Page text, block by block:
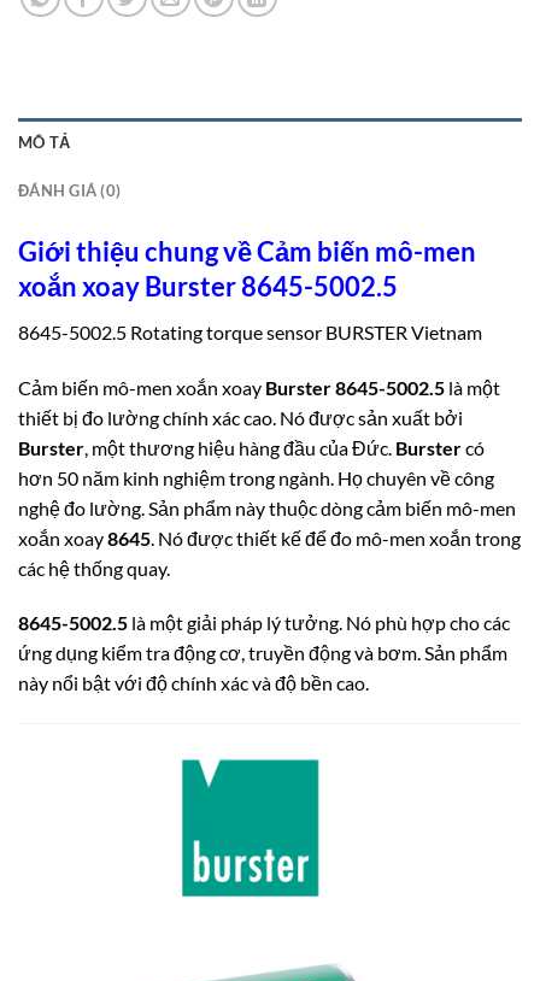
MÔ TẢ
ĐÁNH GIÁ (0)
Giới thiệu chung về Cảm biến mô-men
xoắn xoay Burster 8645-5002.5
8645-5002.5 Rotating torque sensor BURSTER Vietnam
Cảm biến mô-men xoắn xoay Burster 8645-5002.5 là một
thiết bị đo lường chính xác cao. Nó được sản xuất bởi
Burster , một thương hiệu hàng đầu của Đức. Burstercó
hơn 50 năm kinh nghiệm trong ngành. Họ chuyên về công
nghệ đo lường. Sản phẩm này thuộc dòng cảm biến mô-men
xoắn xoay8645 . Nó được thiết kế để đo mô-men xoắn trong
các hệ thống quay.
8645-5002.5 là một giải pháp lý tưởng. Nó phù hợp cho các
ứng dụng kiểm tra động cơ, truyền động và bơm. Sản phẩm
này nổi bật với độ chính xác và độ bền cao.